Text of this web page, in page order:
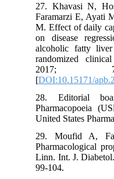
27. Khavasi
Faramarzi E,
M. Effect of
on disease
alcoholic fatty
randomized
2017;
[DOI:10.15171/
28. Editorial
United States
29. Moufid
Pharmacological
Linn. Int. J.
99-104.